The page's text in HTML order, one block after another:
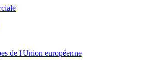
de l'Union européenne